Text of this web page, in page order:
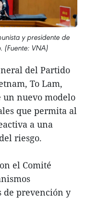
y presidente de
(Fuente: VNA)
del Partido
To Lam,
un nuevo modelo
que permita al
a una
riesgo.
el Comité
de prevención y